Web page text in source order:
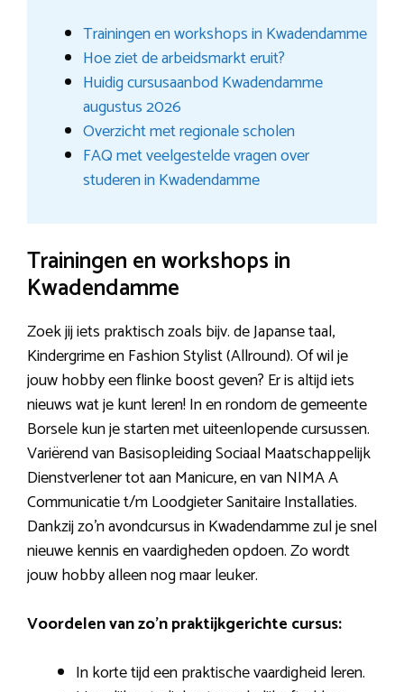
Trainingen en workshops in Kwadendamme
Hoe ziet de arbeidsmarkt eruit?
Huidig cursusaanbod Kwadendamme
augustus 2026
Overzicht met regionale scholen
FAQ met veelgestelde vragen over
studeren in Kwadendamme
Trainingen en workshops in
Kwadendamme
Zoek jij iets praktisch zoals bijv. de Japanse taal,
Kindergrime en Fashion Stylist (Allround). Of wil je
jouw hobby een flinke boost geven? Er is altijd iets
nieuws wat je kunt leren! In en rondom de gemeente
Borsele kun je starten met uiteenlopende cursussen.
Variërend van Basisopleiding Sociaal Maatschappelijk
Dienstverlener tot aan Manicure, en van NIMA A
Communicatie t/m Loodgieter Sanitaire Installaties.
Dankzij zo’n avondcursus in Kwadendamme zul je snel
nieuwe kennis en vaardigheden opdoen. Zo wordt
jouw hobby alleen nog maar leuker.
Voordelen van zo’n praktijkgerichte cursus:
In korte tijd een praktische vaardigheid leren.